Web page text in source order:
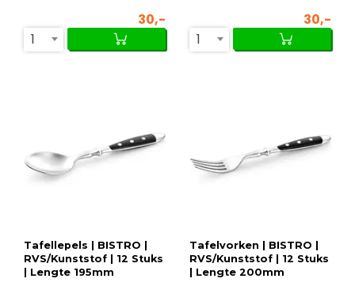
30,-
1
30,-
1
Tafellepels | BISTRO |
RVS/Kunststof | 12 Stuks
| Lengte 195mm
Tafelvorken | BISTRO |
RVS/Kunststof | 12 Stuks
| Lengte 200mm